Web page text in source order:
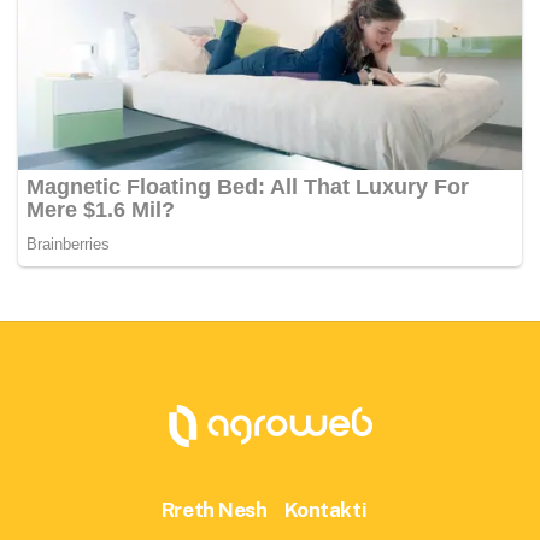
Rreth Nesh Kontakti